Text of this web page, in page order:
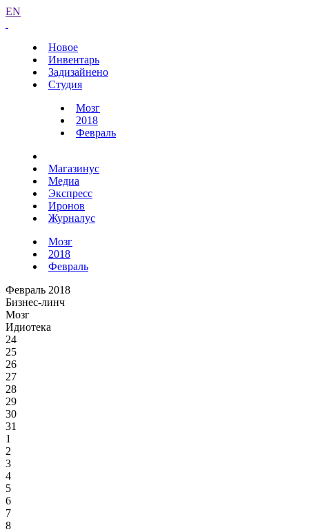
EN
Новое
Инвентарь
Задизайнено
Студия
Мозг
2018
Февраль
Магазинус
Медиа
Экспресс
Иронов
Журналус
Мозг
2018
Февраль
Февраль 2018
Бизнес-линч
Мозг
Идиотека
24
25
26
27
28
29
30
31
1
2
3
4
5
6
7
8